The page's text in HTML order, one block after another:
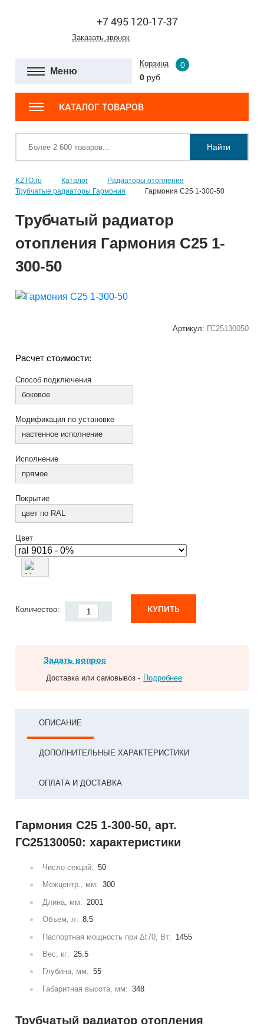
+7 495 120-17-37
Заказать звонок
Меню
Корзина
0
0 руб.
КАТАЛОГ ТОВАРОВ
Найти
KZTO.ru Каталог
Радиаторы отопления
Трубчатые радиаторы Гармония
Гармония С25 1-300-50
Трубчатый радиатор
отопления Гармония С25 1-
300-50
Артикул: ГС25130050
Расчет стоимости:
Способ подключения
боковое
Модификация по установке
настенное исполнение
Исполнение
прямое
Покрытие
цвет по RAL
Цвет
Количество: КУПИТЬ
Задать вопрос
Доставка или самовывоз - Подробнее
ОПИСАНИЕ
ДОПОЛНИТЕЛЬНЫЕ ХАРАКТЕРИСТИКИ
ОПЛАТА И ДОСТАВКА
Гармония С25 1-300-50, арт.
ГС25130050: характеристики
Число секций: 50
Межцентр., мм: 300
Длина, мм: 2001
Объем, л: 8.5
Паспортная мощность при Δt70, Вт: 1455
Вес, кг: 25.5
Глубина, мм: 55
Габаритная высота, мм: 348
Трубчатый радиатор отопления